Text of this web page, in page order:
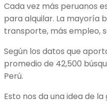
Cada vez más peruanos
para alquilar. La mayoría
transporte, más empleo,
Según los datos que
promedio de 42,500
Perú.
Esto nos da una idea de